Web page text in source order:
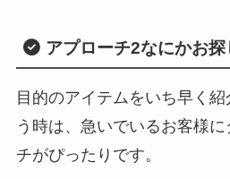
アプローチ2なにかお探
目的のアイテムをいち早く
う時は、急いでいるお客様
チがぴったりです。